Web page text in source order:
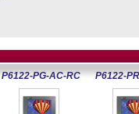
P6122-PG-AC-RC P6122-